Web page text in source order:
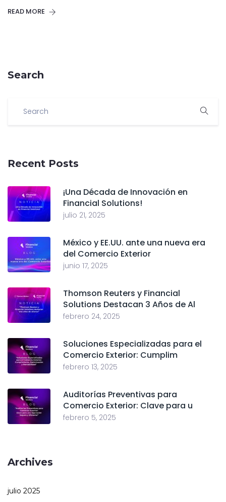
READ MORE
Search
Recent Posts
¡Una Década de Innovación en
Financial Solutions!
julio 21, 2025
México y EE.UU. ante una nueva era
del Comercio Exterior
junio 17, 2025
Thomson Reuters y Financial
Solutions Destacan 3 Años de Al
febrero 24, 2025
Soluciones Especializadas para el
Comercio Exterior: Cumplim
febrero 13, 2025
Auditorías Preventivas para
Comercio Exterior: Clave para u
febrero 5, 2025
Archives
julio 2025